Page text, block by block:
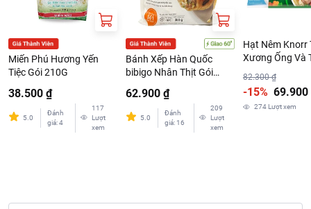
Miến Phú Hương Yến
Tiệc Gói 210G
38.500 ₫
5.0
Đánh
giá:4
117
Lượt
xem
Bánh Xếp Hàn Quốc
bibigo Nhân Thịt Gói
62.900 ₫
5.0
Đánh
giá: 16
209
Lượt
xem
Hạt Nêm Knorr
Xương Ống Và
82.300 ₫
-15% 69.900
274Lượt xem